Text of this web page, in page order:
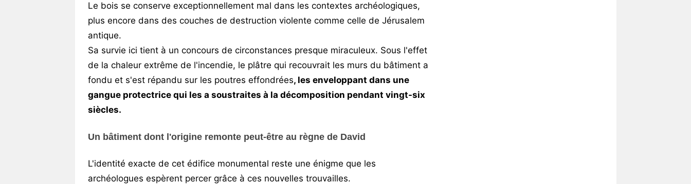
Le bois se conserve exceptionnellement mal dans les contextes archéologiques,
plus encore dans des couches de destruction violente comme celle de Jérusalem
antique.
Sa survie ici tient à un concours de circonstances presque miraculeux. Sous l'effet
de la chaleur extrême de l'incendie, le plâtre qui recouvrait les murs du bâtiment a
fondu et s'est répandu sur les poutres effondrées, les enveloppant dans une
gangue protectrice qui les a soustraites à la décomposition pendant vingt-six
siècles.
Un bâtiment dont l'origine remonte peut-être au règne de David
L'identité exacte de cet édifice monumental reste une énigme que les
archéologues espèrent percer grâce à ces nouvelles trouvailles.